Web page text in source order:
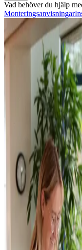
Vad behöver du hjälp
Monteringsanvisningar